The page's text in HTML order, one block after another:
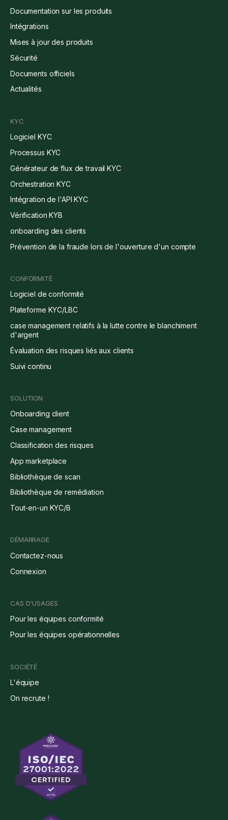
Documentation sur les produits
Intégrations
Mises à jour des produits
Sécurité
Documents officiels
Actualités
KYC
Logiciel KYC
Processus KYC
Générateur de flux de travail KYC
Orchestration KYC
Intégration de l'API KYC
Vérification KYB
onboarding des clients
Prévention de la fraude lors de l'ouverture d'un compte
CONFORMITÉ
Logiciel de conformité
Plateforme KYC/LBC
case management relatifs à la lutte contre le blanchiment
d'argent
Évaluation des risques liés aux clients
Suivi continu
SOLUTION
Onboarding client
Case management
Classification des risques
App marketplace
Bibliothèque de scan
Bibliothèque de remédiation
Tout-en-un KYC/B
DÉMARRAGE
Contactez-nous
Connexion
CAS D'USAGES
Pour les équipes conformité
Pour les équipes opérationnelles
SOCIÉTÉ
L'équipe
On recrute !